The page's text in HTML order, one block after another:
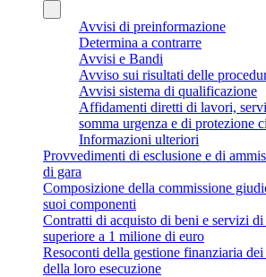
Avvisi di preinformazione
Determina a contrarre
Avvisi e Bandi
Avviso sui risultati delle
Avvisi sistema di qualificazione
Affidamenti diretti di lavori,
somma urgenza e di protezione
Informazioni ulteriori
Provvedimenti di esclusione e di
di gara
Composizione della commissione
suoi componenti
Contratti di acquisto di beni e servizi
superiore a 1 milione di euro
Resoconti della gestione finanziaria
della loro esecuzione